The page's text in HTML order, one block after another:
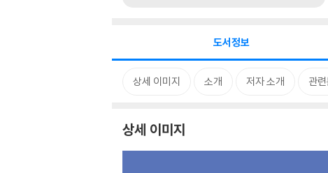
도서정보
상세 이미지 소개 저자 소개 관
상세 이미지